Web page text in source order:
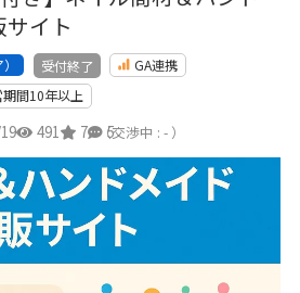
イト
受付終了
GA連携
期間10年以上
491 7 5
（交渉中 : - ）